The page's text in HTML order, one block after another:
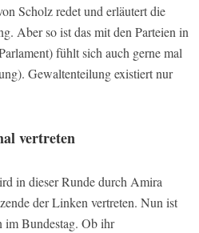
Scholz redet und erläutert die
Aber so ist das mit den Parteien in
fühlt sich auch gerne mal
Gewaltenteilung existiert nur
vertreten
in dieser Runde durch Amira
der Linken vertreten. Nun ist
Bundestag. Ob ihr